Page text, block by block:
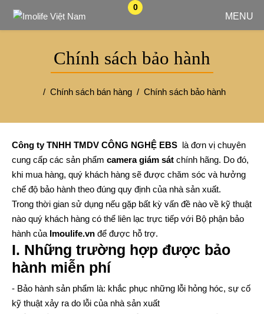
0
MENU
Chính sách bảo hành
Chính sách bán hàng Chính sách bảo hành
Công ty TNHH TMDV CÔNG NGHỆ EBS là đơn vị chuyên
cung cấp các sản phẩm camera giám sát chính hãng. Do đó,
khi mua hàng, quý khách hàng sẽ được chăm sóc và hưởng
chế độ bảo hành theo đúng quy định của nhà sản xuất.
Trong thời gian sử dụng nếu gặp bất kỳ vấn đề nào về kỹ thuật
nào quý khách hàng có thể liên lạc trực tiếp với Bộ phận bảo
hành của Imoulife.vn để được hỗ trợ.
I. Những trường hợp được bảo
hành miễn phí
- Bảo hành sản phẩm là: khắc phục những lỗi hỏng hóc, sự cố
kỹ thuật xảy ra do lỗi của nhà sản xuất